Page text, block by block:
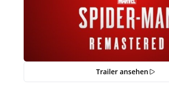
Trailer ansehen